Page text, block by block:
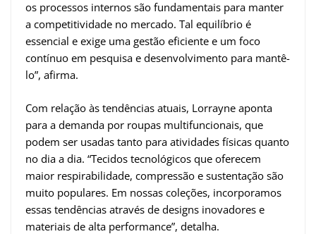
os processos internos são fundamentais para manter
a competitividade no mercado. Tal equilíbrio é
essencial e exige uma gestão eficiente e um foco
contínuo em pesquisa e desenvolvimento para mantê-
lo”, afirma.
Com relação às tendências atuais, Lorrayne aponta
para a demanda por roupas multifuncionais, que
podem ser usadas tanto para atividades físicas quanto
no dia a dia. “Tecidos tecnológicos que oferecem
maior respirabilidade, compressão e sustentação são
muito populares. Em nossas coleções, incorporamos
essas tendências através de designs inovadores e
materiais de alta performance”, detalha.